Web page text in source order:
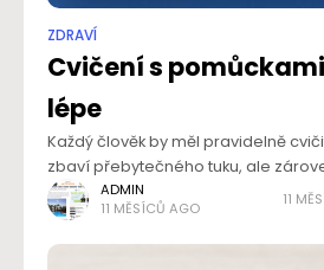
ZDRAVÍ
Cvičení s
lépe
Každý člověk by měl pravidelně
zbaví přebytečného tuku, ale
posílí své svalstvo. Toho lze
silami, nicméně mnohem efektivnější
ADMIN
11 MĚSÍCŮ AGO
11